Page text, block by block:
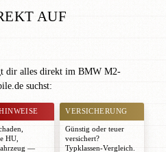
AUF
dir alles direkt im BMW M2-
suchst:
HU,
—
VERSICHERUNG
Günstig oder teuer
versichert?
Typklassen-Vergleich.